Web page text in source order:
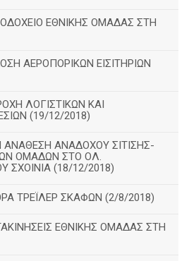
ΕΘΝΙΚΗΣ ΟΜΑΔΑΣ ΣΤΗ
ΑΕΡΟΠΟΡΙΚΩΝ ΕΙΣΙΤΗΡΙΩΝ
ΛΟΓΙΣΤΙΚΩΝ ΚΑΙ
(19/12/2018)
ΑΝΑΔΟΧΟΥ ΣΙΤΙΣΗΣ-
ΟΜΑΔΩΝ ΣΤΟ ΟΛ.
(18/12/2018)
ΤΡΕΪΛΕΡ ΣΚΑΦΩΝ (2/8/2018)
ΕΘΝΙΚΗΣ ΟΜΑΔΑΣ ΣΤΗ